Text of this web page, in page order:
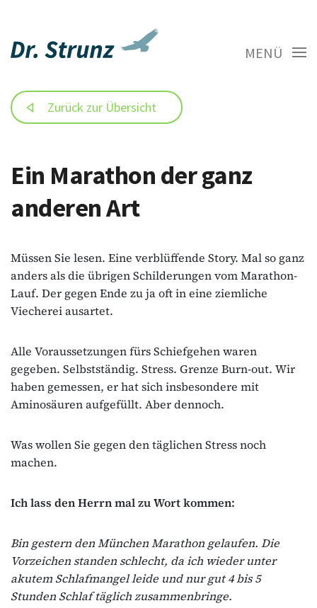
MENÜ
Zurück zur Übersicht
Ein Marathon der ganz
anderen Art
Müssen Sie lesen. Eine verblüffende Story. Mal so ganz
anders als die übrigen Schilderungen vom Marathon-
Lauf. Der gegen Ende zu ja oft in eine ziemliche
Viecherei ausartet.
Alle Voraussetzungen fürs Schiefgehen waren
gegeben. Selbstständig. Stress. Grenze Burn-out. Wir
haben gemessen, er hat sich insbesondere mit
Aminosäuren aufgefüllt. Aber dennoch.
Was wollen Sie gegen den täglichen Stress noch
machen.
Ich lass den Herrn mal zu Wort kommen:
Bin gestern den München Marathon gelaufen. Die
Vorzeichen standen schlecht, da ich wieder unter
akutem Schlafmangel leide und nur gut 4 bis 5
Stunden Schlaf täglich zusammenbringe.